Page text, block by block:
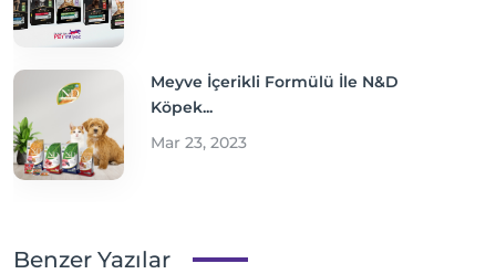
Meyve İçerikli Formülü İle N&D
Köpek...
Mar 23, 2023
Benzer Yazılar